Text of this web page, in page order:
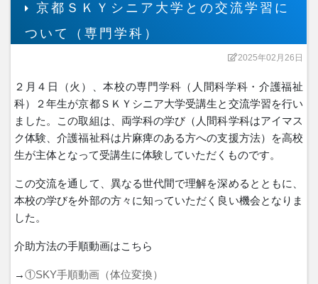
京都ＳＫＹシニア大学との交流学習に
ついて（専門学科）
2025年02月26日
２月４日（火）、本校の専門学科（人間科学科・介護福祉
科）２年生が京都ＳＫＹシニア大学受講生と交流学習を行い
ました。この取組は、両学科の学び（人間科学科はアイマス
ク体験、介護福祉科は片麻痺のある方への支援方法）を高校
生が主体となって受講生に体験していただくものです。
この交流を通して、異なる世代間で理解を深めるとともに、
本校の学びを外部の方々に知っていただく良い機会となりま
した。
介助方法の手順動画はこちら
→①SKY手順動画（体位変換）